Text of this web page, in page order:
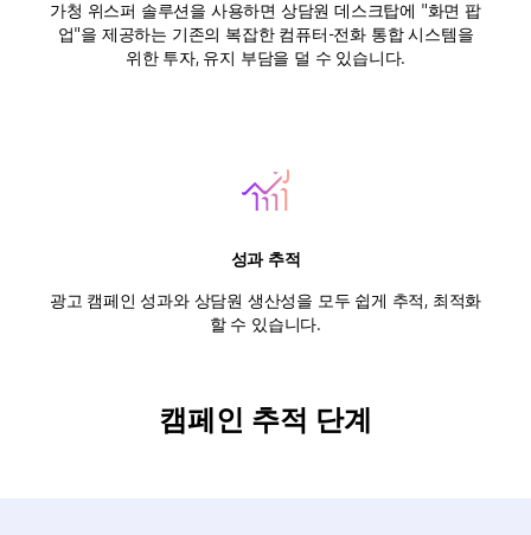
가청 위스퍼 솔루션을 사용하면 상담원 데스크탑에 "화면 팝
업"을 제공하는 기존의 복잡한 컴퓨터-전화 통합 시스템을
위한 투자, 유지 부담을 덜 수 있습니다.
성과 추적
광고 캠페인 성과와 상담원 생산성을 모두 쉽게 추적, 최적화
할 수 있습니다.
캠페인 추적 단계